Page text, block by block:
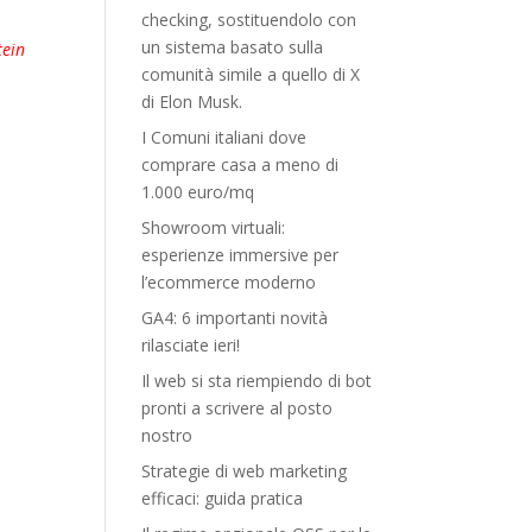
checking, sostituendolo con
un sistema basato sulla
comunità simile a quello di X
di Elon Musk.
I Comuni italiani dove
comprare casa a meno di
1.000 euro/mq
Showroom virtuali:
esperienze immersive per
l’ecommerce moderno
GA4: 6 importanti novità
rilasciate ieri!
Il web si sta riempiendo di bot
pronti a scrivere al posto
nostro
Strategie di web marketing
efficaci: guida pratica